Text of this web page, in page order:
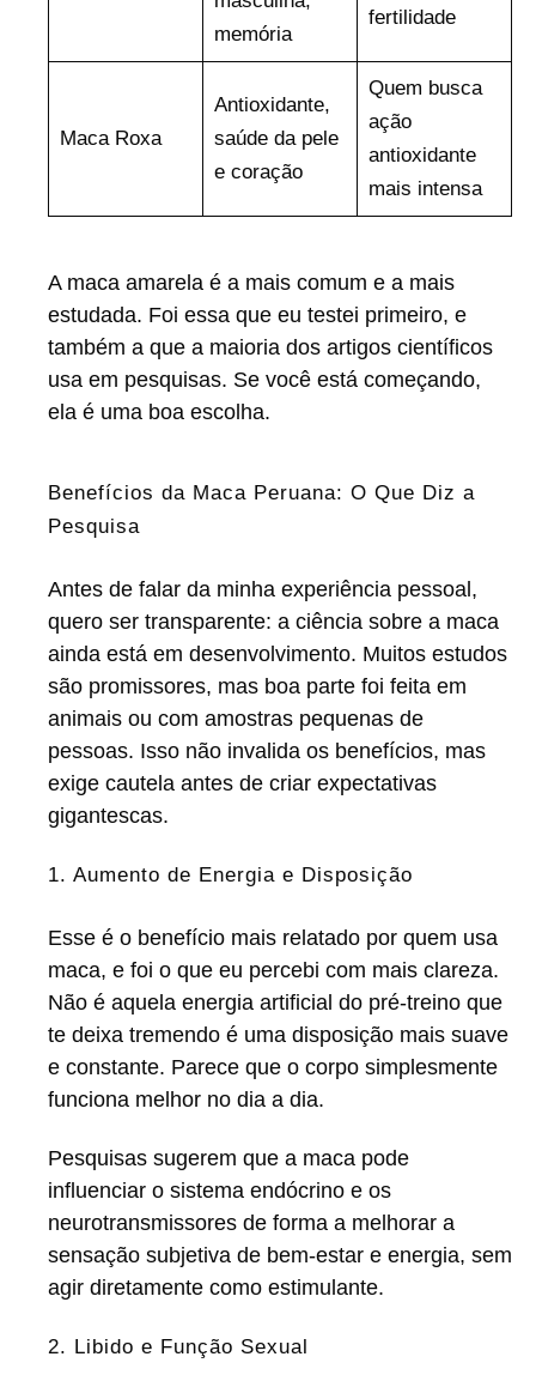
memória
fertilidade
Maca Roxa
Antioxidante,
saúde da pele
e coração
Quem busca
ação
antioxidante
mais intensa
A maca amarela é a mais comum e a mais
estudada. Foi essa que eu testei primeiro, e
também a que a maioria dos artigos científicos
usa em pesquisas. Se você está começando,
ela é uma boa escolha.
Benefícios da Maca Peruana: O Que Diz a
Pesquisa
Antes de falar da minha experiência pessoal,
quero ser transparente: a ciência sobre a maca
ainda está em desenvolvimento. Muitos estudos
são promissores, mas boa parte foi feita em
animais ou com amostras pequenas de
pessoas. Isso não invalida os benefícios, mas
exige cautela antes de criar expectativas
gigantescas.
1. Aumento de Energia e Disposição
Esse é o benefício mais relatado por quem usa
maca, e foi o que eu percebi com mais clareza.
Não é aquela energia artificial do pré-treino que
te deixa tremendo é uma disposição mais suave
e constante. Parece que o corpo simplesmente
funciona melhor no dia a dia.
Pesquisas sugerem que a maca pode
influenciar o sistema endócrino e os
neurotransmissores de forma a melhorar a
sensação subjetiva de bem-estar e energia, sem
agir diretamente como estimulante.
2. Libido e Função Sexual